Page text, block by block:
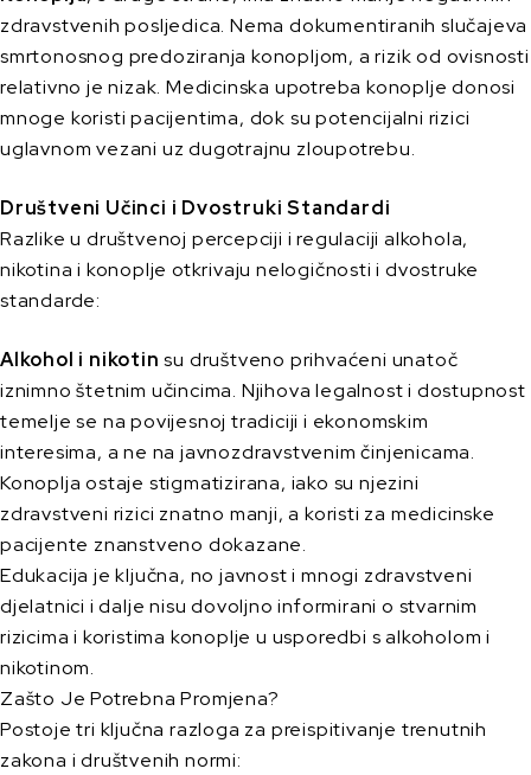
zdravstvenih posljedica. Nema dokumentiranih slučajeva
smrtonosnog predoziranja konopljom, a rizik od ovisnosti
relativno je nizak. Medicinska upotreba konoplje donosi
mnoge koristi pacijentima, dok su potencijalni rizici
uglavnom vezani uz dugotrajnu zloupotrebu.
Društveni Učinci i Dvostruki Standardi
Razlike u društvenoj percepciji i regulaciji alkohola,
nikotina i konoplje otkrivaju nelogičnosti i dvostruke
standarde:
Alkohol i nikotin su društveno prihvaćeni unatoč
iznimno štetnim učincima. Njihova legalnost i dostupnost
temelje se na povijesnoj tradiciji i ekonomskim
interesima, a ne na javnozdravstvenim činjenicama.
Konoplja ostaje stigmatizirana, iako su njezini
zdravstveni rizici znatno manji, a koristi za medicinske
pacijente znanstveno dokazane.
Edukacija je ključna, no javnost i mnogi zdravstveni
djelatnici i dalje nisu dovoljno informirani o stvarnim
rizicima i koristima konoplje u usporedbi s alkoholom i
nikotinom.
Zašto Je Potrebna Promjena?
Postoje tri ključna razloga za preispitivanje trenutnih
zakona i društvenih normi: